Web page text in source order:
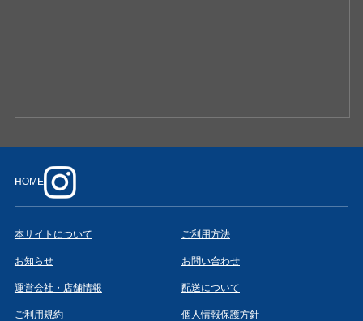
HOME
本サイトについて ご利用方法
お知らせ お問い合わせ
運営会社・店舗情報 配送について
ご利用規約 個人情報保護方針